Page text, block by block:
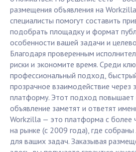
размещения объявления на
специалисты помогут составить
подобрать площадку и формат
особенности вашей задачи и
Благодаря проверенным
риски и экономите время. Среди
профессиональный подход,
прозрачное взаимодействие
платформу. Этот подход
объявление заметят и ответят
Workzilla — это платформа с более
на рынке (с 2009 года), где
для ваших задач. Заказывая